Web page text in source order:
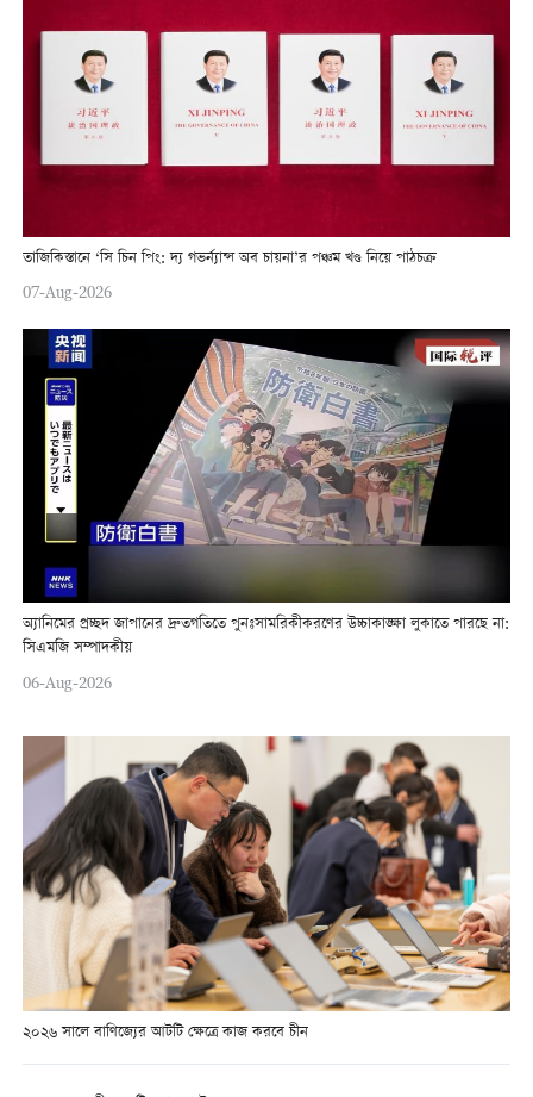
তাজিকিস্তানে ‘সি চিন পিং: দ্য গভর্ন্যান্স অব চায়না’র পঞ্চম খণ্ড নিয়ে পাঠচক্র
07-Aug-2026
অ্যানিমের প্রচ্ছদ জাপানের দ্রুতগতিতে পুনঃসামরিকীকরণের উচ্চাকাঙ্ক্ষা লুকাতে পারছে না:
সিএমজি সম্পাদকীয়
06-Aug-2026
২০২৬ সালে বাণিজ্যের আটটি ক্ষেত্রে কাজ করবে চীন